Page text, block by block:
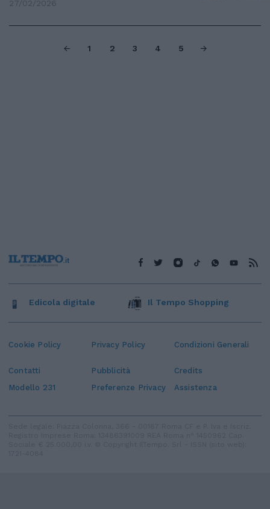
27/02/2026
1 2 3 4 5
Cookie Policy Privacy Policy Condizioni Generali
Contatti Pubblicità
Credits
Modello 231
Preferenze Privacy Assistenza
Edicola digitale Il Tempo Shopping